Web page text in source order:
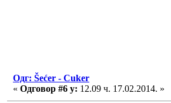
Одг: Šećer - Cuker
« Одговор #6 у: 12.09 ч. 17.02.2014. »